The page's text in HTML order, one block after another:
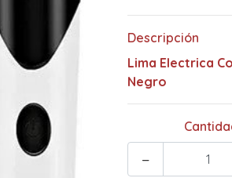
Descripción
Lima Electrica
Negro
-